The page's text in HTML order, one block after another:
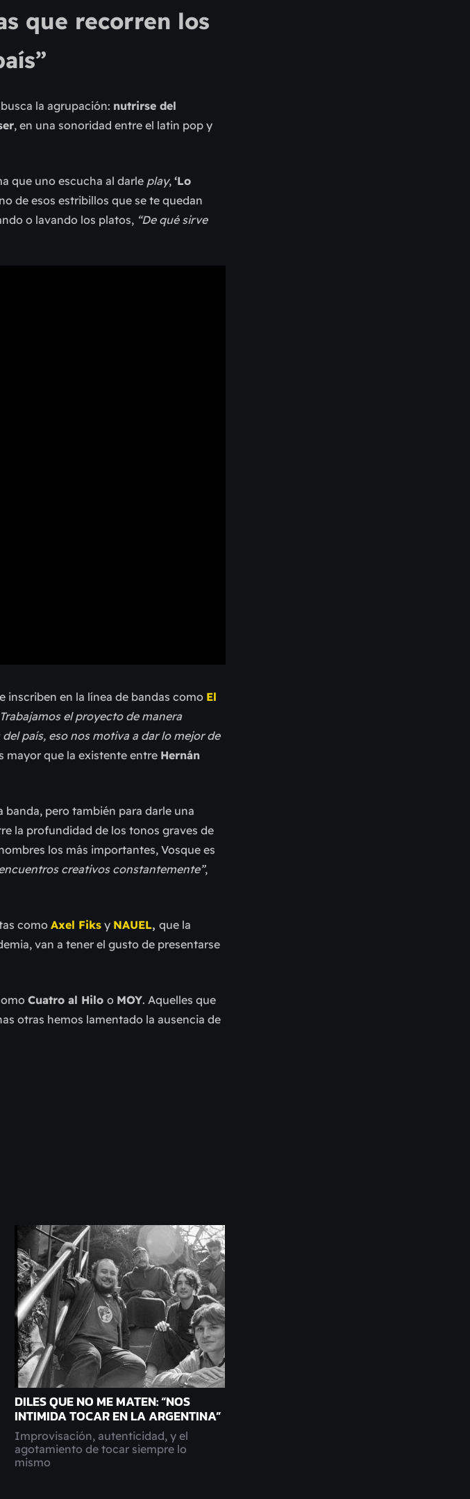
que recorren los
la agrupación: nutrirse del
, en una sonoridad entre el latin pop y
que uno escucha al darle play, ‘Lo
de esos estribillos que se te quedan
o lavando los platos, “De qué sirve
inscriben en la línea de bandas como El
Trabajamos el proyecto de manera
país, eso nos motiva a dar lo mejor de
mayor que la existente entre Hernán
banda, pero también para darle una
la profundidad de los tonos graves de
los más importantes, Vosque es
creativos constantemente”,
como Axel Fiks y NAUEL, que la
van a tener el gusto de presentarse
Cuatro al Hilo o MOY. Aquelles que
otras hemos lamentado la ausencia de
DILES QUE NO ME MATEN: “NOS
INTIMIDA TOCAR EN LA ARGENTINA”
Improvisación, autenticidad, y el
agotamiento de tocar siempre lo
mismo